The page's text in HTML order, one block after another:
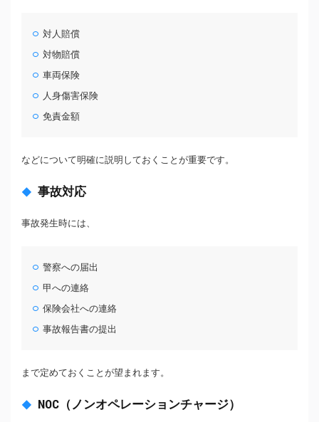
対人賠償
対物賠償
車両保険
人身傷害保険
免責金額
などについて明確に説明しておくことが重要です。
事故対応
事故発生時には、
警察への届出
甲への連絡
保険会社への連絡
事故報告書の提出
まで定めておくことが望まれます。
NOC（ノンオペレーションチャージ）